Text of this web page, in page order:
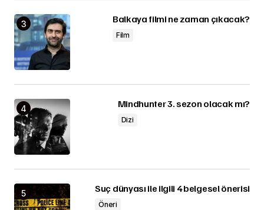
Balkaya filmi ne zaman çıkacak?
Film
Mindhunter 3. sezon olacak mı?
Dizi
Suç dünyası ile ilgili 4 belgesel önerisi
Öneri